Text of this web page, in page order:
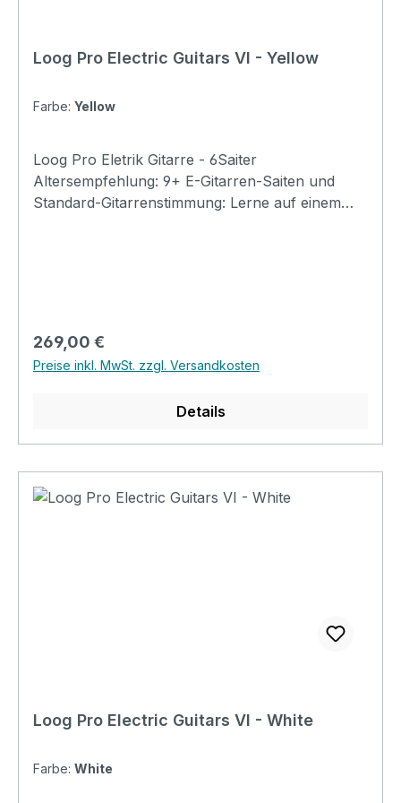
Loog Pro Electric Guitars VI - Yellow
Farbe: Yellow
Loog Pro Eletrik Gitarre - 6Saiter
Altersempfehlung: 9+ E-Gitarren-Saiten und
Standard-Gitarrenstimmung: Lerne auf einem
10.8" (272.5mm) Depth: 2.5" (62.0mm) Weight:
4.4lbs (2.0kg)
Regulärer Preis:
269,00 €
Preise inkl. MwSt. zzgl. Versandkosten
Details
Loog Pro Electric Guitars VI - White
Farbe: White